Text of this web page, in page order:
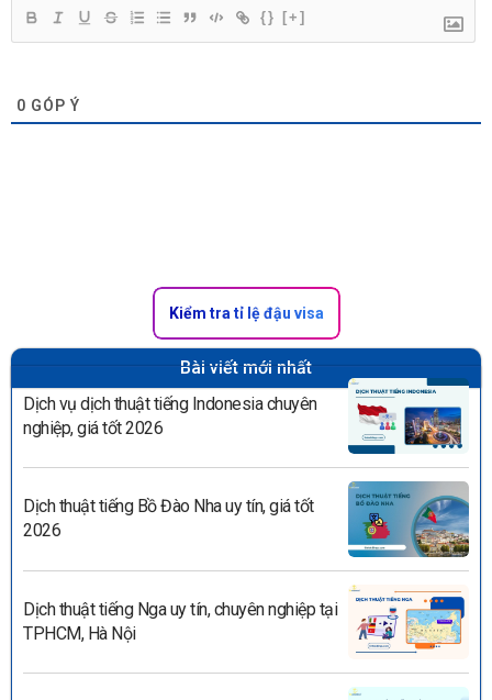
{} [+]
0 GÓP Ý
Kiểm tra tỉ lệ đậu visa
Bài viết mới nhất
Dịch vụ dịch thuật tiếng Indonesia chuyên
nghiệp, giá tốt 2026
Dịch thuật tiếng Bồ Đào Nha uy tín, giá tốt
2026
Dịch thuật tiếng Nga uy tín, chuyên nghiệp tại
TPHCM, Hà Nội